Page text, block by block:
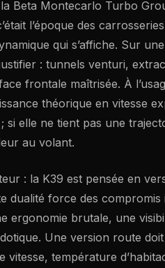
Beta Montecarlo Turbo
l’époque des
qui s’affiche. Sur
: tunnels venturi,
frontale maîtrisée. À
théorique en vitesse
si elle ne tient pas une
au volant.
: la K39 est pensée en
dualité force des
ergonomie brutale, une
Une version route
vitesse, température